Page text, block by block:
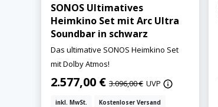
SONOS Ultimatives
Heimkino Set mit Arc Ultra
Soundbar in schwarz
Das ultimative SONOS Heimkino Set
mit Dolby Atmos!
2.577,00 € 3.096,00 € UVP
inkl. MwSt. Kostenloser Versand